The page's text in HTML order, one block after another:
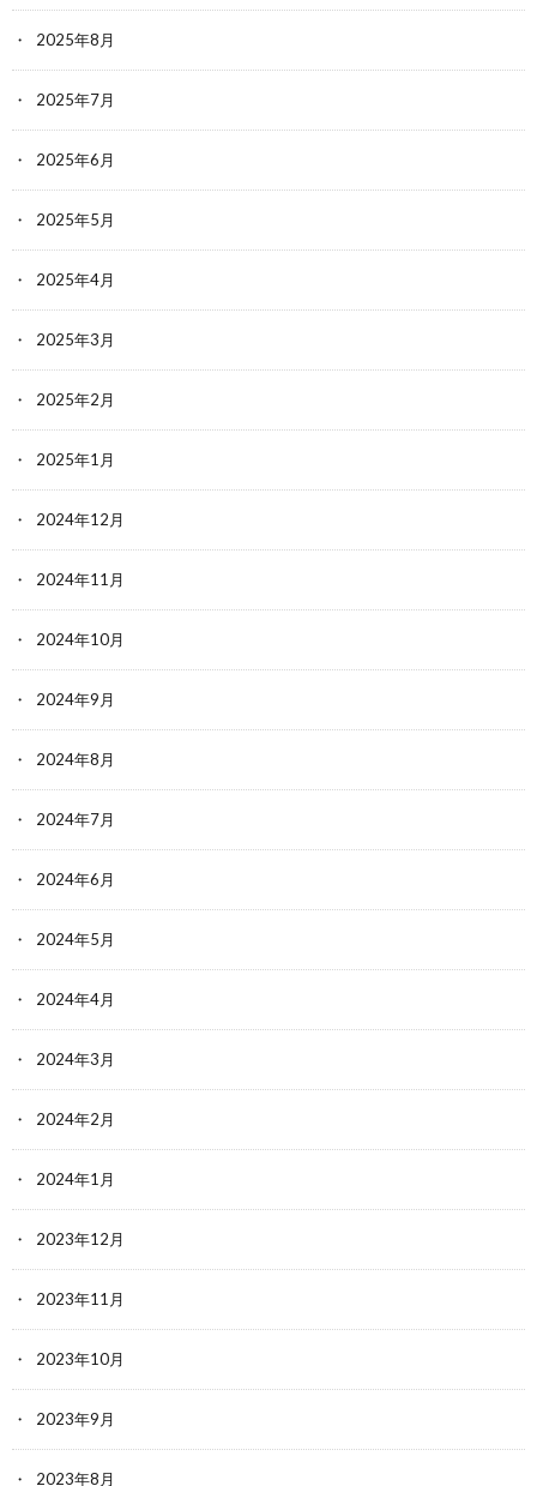
2025年8月
2025年7月
2025年6月
2025年5月
2025年4月
2025年3月
2025年2月
2025年1月
2024年12月
2024年11月
2024年10月
2024年9月
2024年8月
2024年7月
2024年6月
2024年5月
2024年4月
2024年3月
2024年2月
2024年1月
2023年12月
2023年11月
2023年10月
2023年9月
2023年8月